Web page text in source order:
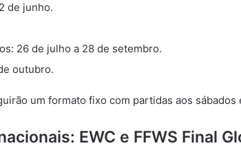
de junho.
26 de julho a 28 de setembro.
outubro.
um formato fixo com partidas aos sábados
EWC e FFWS Final